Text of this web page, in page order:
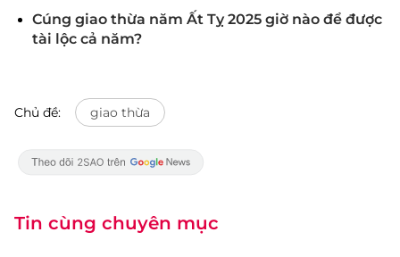
Cúng giao thừa năm Ất Tỵ 2025 giờ nào để được
tài lộc cả năm?
Chủ đề: giao thừa
Tin cùng chuyên mục